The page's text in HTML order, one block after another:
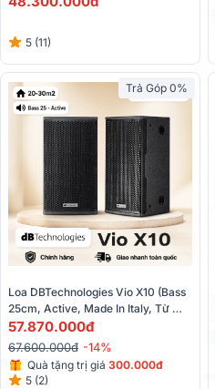
5 (11)
Trả Góp 0%
Loa DBTechnologies Vio X10 (Bass
25cm, Active, Made In Italy, Từ
Neo)
57.870.000đ
67.600.000đ -14%
Quà tặng trị giá 300.000đ
Liên hệ để có giá tốt
5 (2)